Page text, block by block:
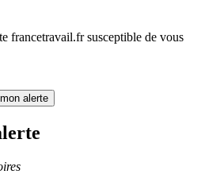
francetravail.fr susceptible de vous
alerte